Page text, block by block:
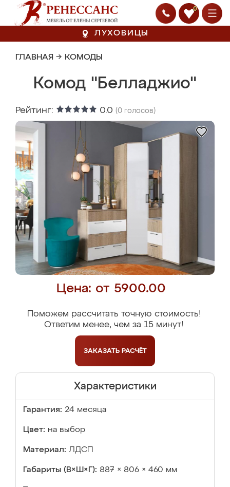
0
ЛУХОВИЦЫ
ГЛАВНАЯ → КОМОДЫ
Комод "Белладжио"
Рейтинг: 0.0 (0 голосов)
Цена: от 5900.00
Поможем рассчитать точную стоимость!
Ответим менее, чем за 15 минут!
ЗАКАЗАТЬ РАСЧЁТ
Характеристики
Гарантия: 24 месяца
Цвет: на выбор
Материал: ЛДСП
Габариты (В×Ш×Г): 887 × 806 × 460 мм